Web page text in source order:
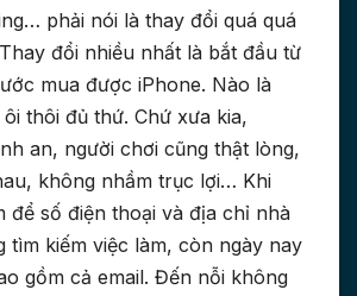
phải nói là thay đổi quá quá
đổi nhiều nhất là bắt đầu từ
mua được iPhone. Nào là
thôi đủ thứ. Chứ xưa kia,
an, người chơi cũng thật lòng,
không nhầm trục lợi… Khi
để số điện thoại và địa chỉ nhà
tìm kiếm việc làm, còn ngày nay
gồm cả email. Đến nỗi không